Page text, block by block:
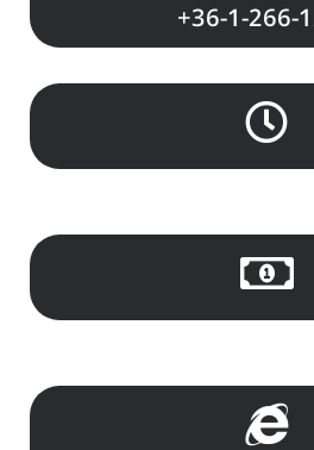
+36-1-266-